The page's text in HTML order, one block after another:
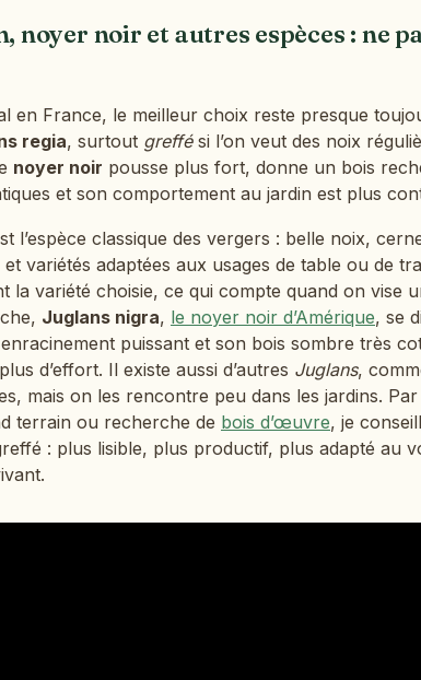
noyer noir et autres espèces : ne
en France, le meilleur choix reste presque
regia, surtout greffési l’on veut des noix
noyer noir pousse plus fort, donne un bois
et son comportement au jardin est plus
l’espèce classique des vergers : belle noix,
variétés adaptées aux usages de table ou de
la variété choisie, ce qui compte quand on vise
Juglans nigra, le noyer noir d’Amérique, se
puissant et son bois sombre très
d’effort. Il existe aussi d’autres Juglans,
mais on les rencontre peu dans les jardins.
terrain ou recherche de bois d’œuvre, je
: plus lisible, plus productif, plus adapté au